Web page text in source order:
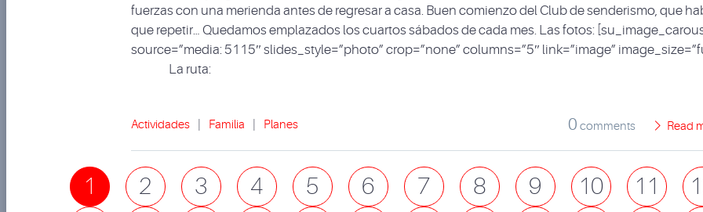
fuerzas con una merienda antes de regresar a casa. Buen comienzo del Club de senderismo, que
que repetir… Quedamos emplazados los cuartos sábados de cada mes. Las fotos:
source=”media: 5115″ slides_style=”photo” crop=”none” columns=”5″ link=”image”
La ruta:
Actividades Familia Planes 0 comments Read
1 2 3 4 5 6 7 8 9 10 11